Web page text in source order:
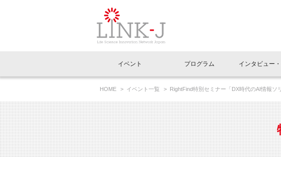
イベントお知らせメール登録
イベント
イベント一覧
LINK-J主催・共催 特別会員開催
LINK-J協賛・協力 出展・参加
プログラム
Out of Box相談室
インタビュー
インタビュー・コラム一覧
スペシャルインタビュー ベン
連載コラム サポ
ニュース一覧
トピック プレスリリース
メディア情報 海外関連
理事長挨拶 Why
国内外連携 サポ
組織概要 パン
特別会員一覧 特別
専用メニューはこちら
ラウンジ・会議室 オフ
アクセス
HOME イベント一覧 RightFind特別セミナー「DX時代のAI情報ソ